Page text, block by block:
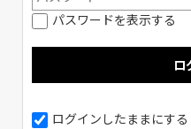
パスワードを表示する
ログインしたままにする